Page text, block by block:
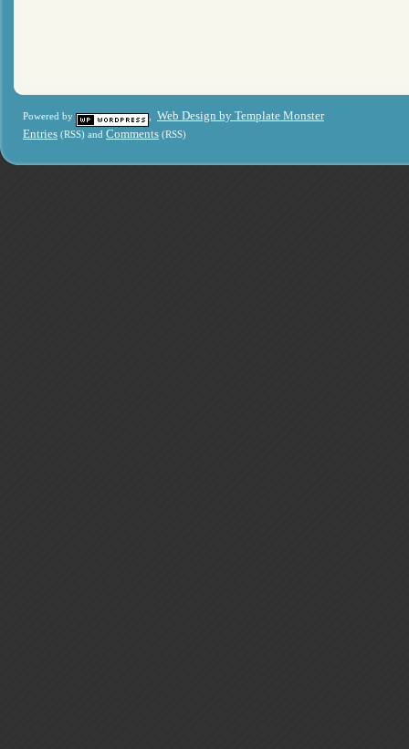
Powered by
Web Design by Template Monster
Entries (RSS) and Comments (RSS)